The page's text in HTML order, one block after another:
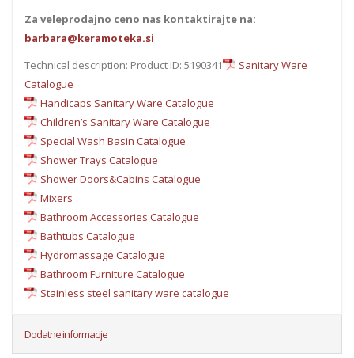
Za veleprodajno ceno nas kontaktirajte na:
barbara@keramoteka.si
Technical description: Product ID: 5190341
Sanitary Ware
Catalogue
Handicaps Sanitary Ware Catalogue
Children’s Sanitary Ware Catalogue
Special Wash Basin Catalogue
Shower Trays Catalogue
Shower Doors&Cabins Catalogue
Mixers
Bathroom Accessories Catalogue
Bathtubs Catalogue
Hydromassage Catalogue
Bathroom Furniture Catalogue
Stainless steel sanitary ware catalogue
Dodatne informacije